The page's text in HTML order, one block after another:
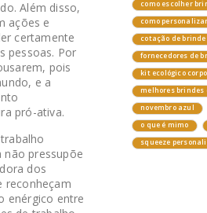
Além disso,
ações e
certamente
pessoas. Por
pois
e a
pró-ativa.
não pressupõe
dos
reconheçam
enérgico entre
como escolher
como
cotação de
fornecedores de
kit ecológico
melhores brindes
novembro azul
o que é mimo
squeeze